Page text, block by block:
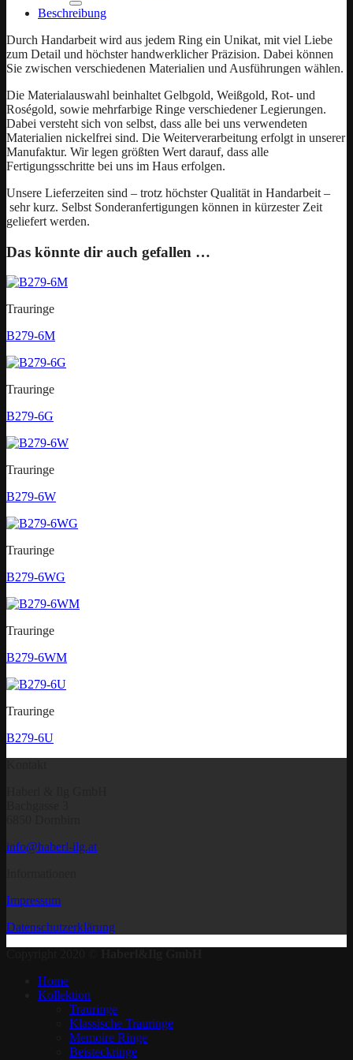
Beschreibung
Durch Handarbeit wird aus jedem Ring ein Unikat, mit viel Liebe
zum Detail und höchster handwerklicher Präzision. Dabei können
Sie zwischen verschiedenen Materialien und Ausführungen wählen.
Die Materialauswahl beinhaltet Gelbgold, Weißgold, Rot- und
Roségold, sowie mehrfarbige Ringe verschiedener Legierungen.
Dabei versteht sich von selbst, dass alle bei uns verwendeten
Materialien nickelfrei sind. Die Weiterverarbeitung erfolgt in unserer
Manufaktur. Wir legen größten Wert darauf, dass alle
Fertigungsschritte bei uns im Haus erfolgen.
Unsere Lieferzeiten sind – trotz höchster Qualität in Handarbeit –
sehr kurz. Selbst Sonderanfertigungen können in kürzester Zeit
geliefert werden.
Das könnte dir auch gefallen …
Trauringe
B279-6M
Trauringe
B279-6G
Trauringe
B279-6W
Trauringe
B279-6WG
Trauringe
B279-6WM
Trauringe
B279-6U
info@haberl-ilg.at
Impressum
Datenschutzerklärung
Home
Kollektion
Trauringe
Klassische Trauringe
Memoire Ringe
Beisteckringe